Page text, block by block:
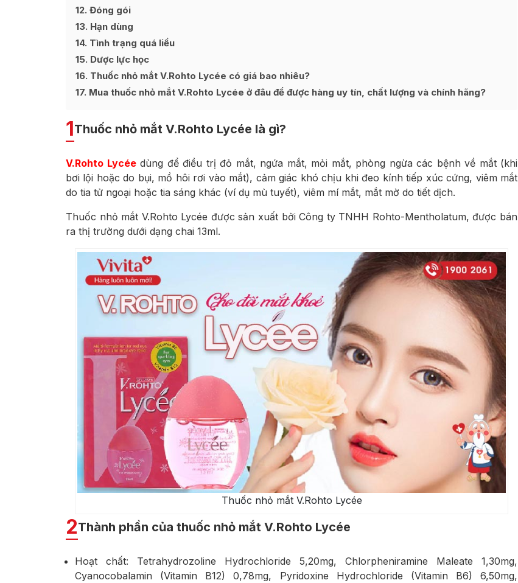
12 Đóng gói
13 Hạn dùng
14 Tình trạng quá liều
15 Dược lực học
16 Thuốc nhỏ mắt V.Rohto Lycée có giá bao nhiêu?
17 Mua thuốc nhỏ mắt V.Rohto Lycée ở đâu để được hàng uy tín, chất lượng và chính hãng?
1Thuốc nhỏ mắt V.Rohto Lycée là gì?
V.Rohto Lycéedùng để điều trị đỏ mắt, ngứa mắt, mỏi mắt, phòng ngừa các bệnh về mắt (khi
bơi lội hoặc do bụi, mồ hôi rơi vào mắt), cảm giác khó chịu khi đeo kính tiếp xúc cứng, viêm mắt
do tia tử ngoại hoặc tia sáng khác (ví dụ mù tuyết), viêm mí mắt, mắt mờ do tiết dịch.
Thuốc nhỏ mắt V.Rohto Lycée được sản xuất bởiCông ty TNHH Rohto-Mentholatum, được bán
ra thị trường dưới dạng chai 13ml.
Thuốc nhỏ mắt V.Rohto Lycée
2Thành phần của thuốc nhỏ mắt V.Rohto Lycée
Hoạt chất: Tetrahydrozoline Hydrochloride 5,20mg, Chlorpheniramine Maleate 1,30mg,
Cyanocobalamin (Vitamin B12) 0,78mg, Pyridoxine Hydrochloride (Vitamin B6) 6,50mg,